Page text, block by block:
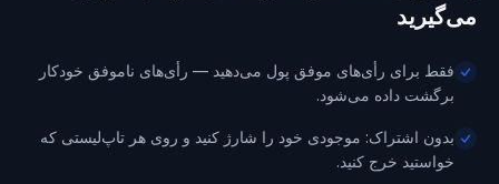
می‌گیرید
فقط برای رأی‌های موفق پول می‌دهید — رأی‌های ناموفق خودکار
برگشت داده می‌شود.
بدون اشتراک: موجودی خود را شارژ کنید و روی هر تاپ‌لیستی که
خواستید خرج کنید.